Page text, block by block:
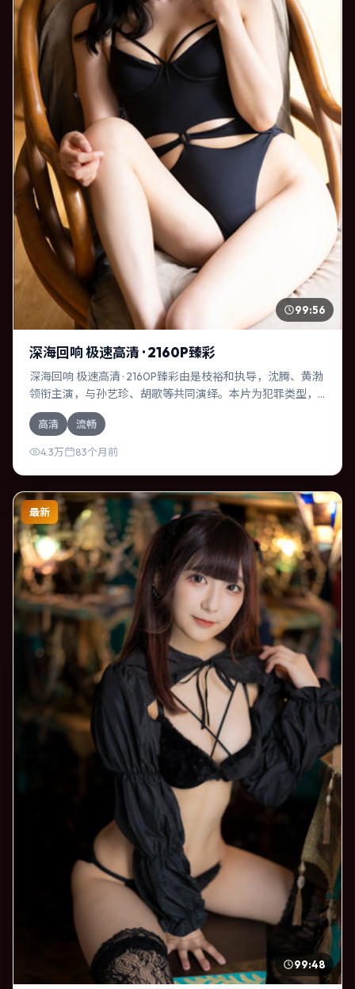
99:56
深海回响 极速高清 · 2160P臻彩
深海回响 极速高清 · 2160P臻彩由是枝裕和执导，沈腾、黄渤
领衔主演，与孙艺珍、胡歌等共同演绎。本片为犯罪类型，
主要班底与取景来自印度。一次跨国行动在暴雨夜失控，信
任瞬间崩塌。影片整体气质克制，节奏紧凑，人物动机清
晰，适合喜欢强情节与细腻表演的观众。
高清 流畅
4.3万 83个月前
最新
99:48